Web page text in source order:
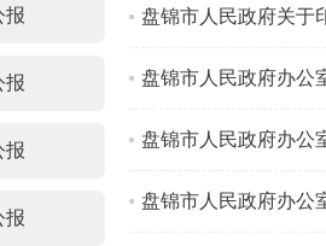
报
报
报
报
盘锦市人民政府关于
盘锦市人民政府办公
盘锦市人民政府办公
盘锦市人民政府办公